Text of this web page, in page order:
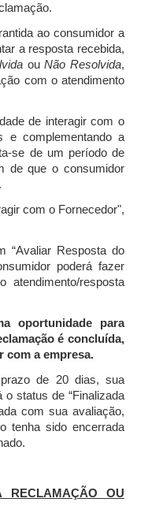
ao consumidor a
a resposta recebida,
ouNão Resolvida,
com o atendimento
de interagir com o
e complementando a
se de um período de
de que o consumidor
com o Fornecedor",
“Avaliar Resposta do
poderá fazer
atendimento/resposta
oportunidade para
é concluída,
com a empresa.
de 20 dias, sua
o status de “Finalizada
com sua avaliação,
tenha sido encerrada
RECLAMAÇÃO OU